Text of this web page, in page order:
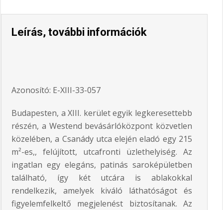
Leírás, további információk
Azonosító: E-XIII-33-057
Budapesten, a XIII. kerület egyik legkeresettebb
részén, a Westend bevásárlóközpont közvetlen
közelében, a Csanády utca elején eladó egy 215
m²-es,, felújított, utcafronti üzlethelyiség. Az
ingatlan egy elegáns, patinás saroképületben
található, így két utcára is ablakokkal
rendelkezik, amelyek kiváló láthatóságot és
figyelemfelkeltő megjelenést biztosítanak. Az